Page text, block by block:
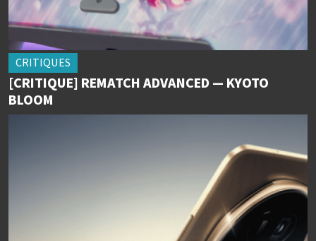
CRITIQUES
[CRITIQUE] REMATCH ADVANCED — KYOTO
BLOOM